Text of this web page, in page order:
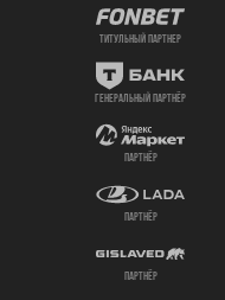
титульный партнер
генеральный партнёр
партнёр
партнёр
партнёр